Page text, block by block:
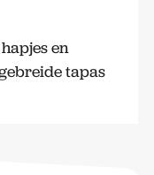
en
tapas